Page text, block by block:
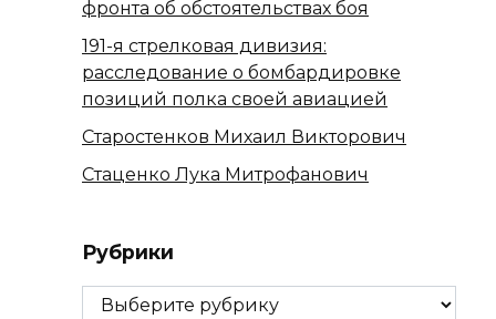
фронта об обстоятельствах боя
191-я стрелковая дивизия:
расследование о бомбардировке
позиций полка своей авиацией
Старостенков Михаил Викторович
Стаценко Лука Митрофанович
Рубрики
Рубрики